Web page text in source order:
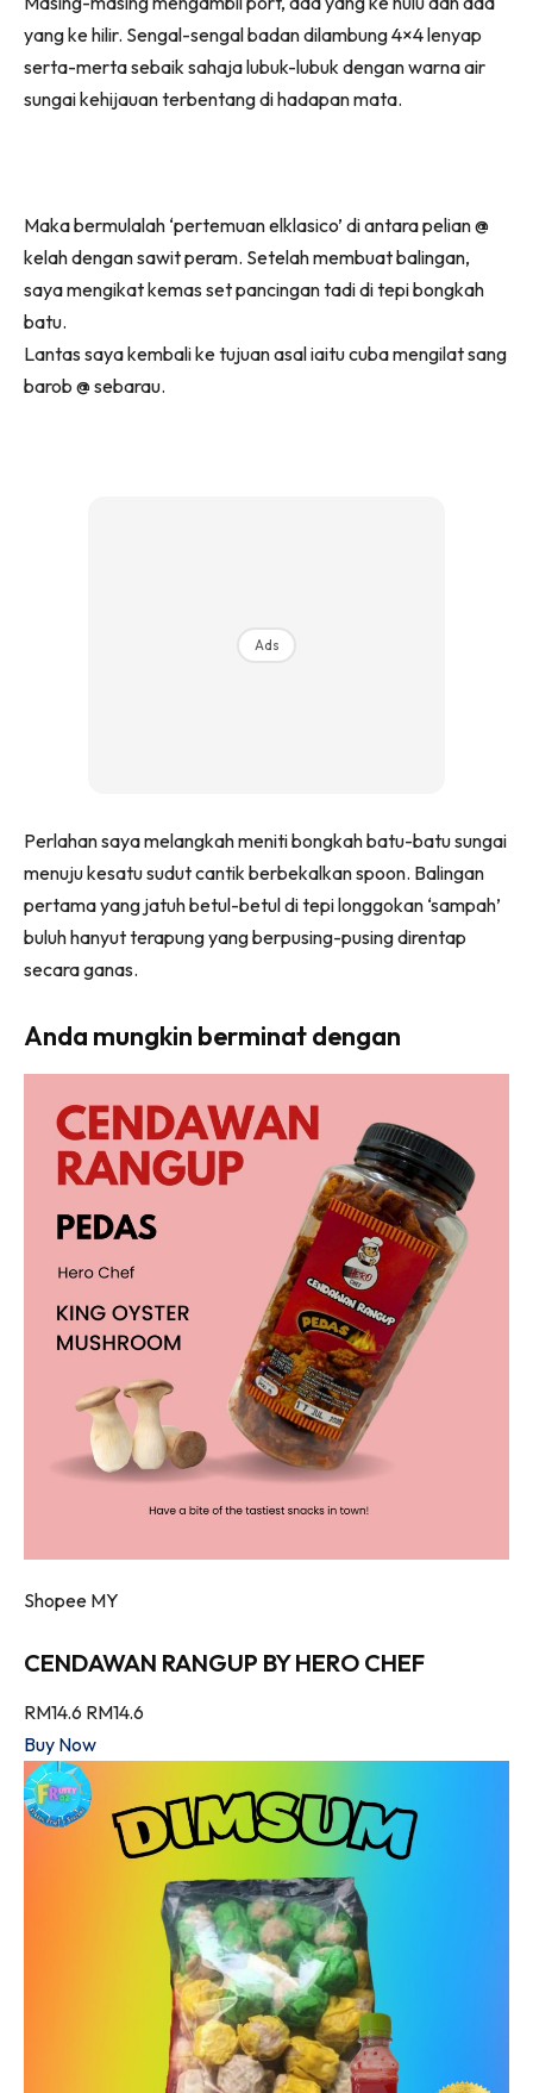
yang ke hilir. Sengal-sengal badan dilambung 4×4 lenyap
serta-merta sebaik sahaja lubuk-lubuk dengan warna air
sungai kehijauan terbentang di hadapan mata.
Maka bermulalah ‘pertemuan elklasico’ di antara pelian @
kelah dengan sawit peram. Setelah membuat balingan,
saya mengikat kemas set pancingan tadi di tepi bongkah
batu.
Lantas saya kembali ke tujuan asal iaitu cuba mengilat sang
barob @ sebarau.
Ads
Perlahan saya melangkah meniti bongkah batu-batu sungai
menuju kesatu sudut cantik berbekalkan spoon. Balingan
pertama yang jatuh betul-betul di tepi longgokan ‘sampah’
buluh hanyut terapung yang berpusing-pusing direntap
secara ganas.
Anda mungkin berminat dengan
Shopee MY
CENDAWAN RANGUP BY HERO CHEF
RM14.6 RM14.6
Buy Now